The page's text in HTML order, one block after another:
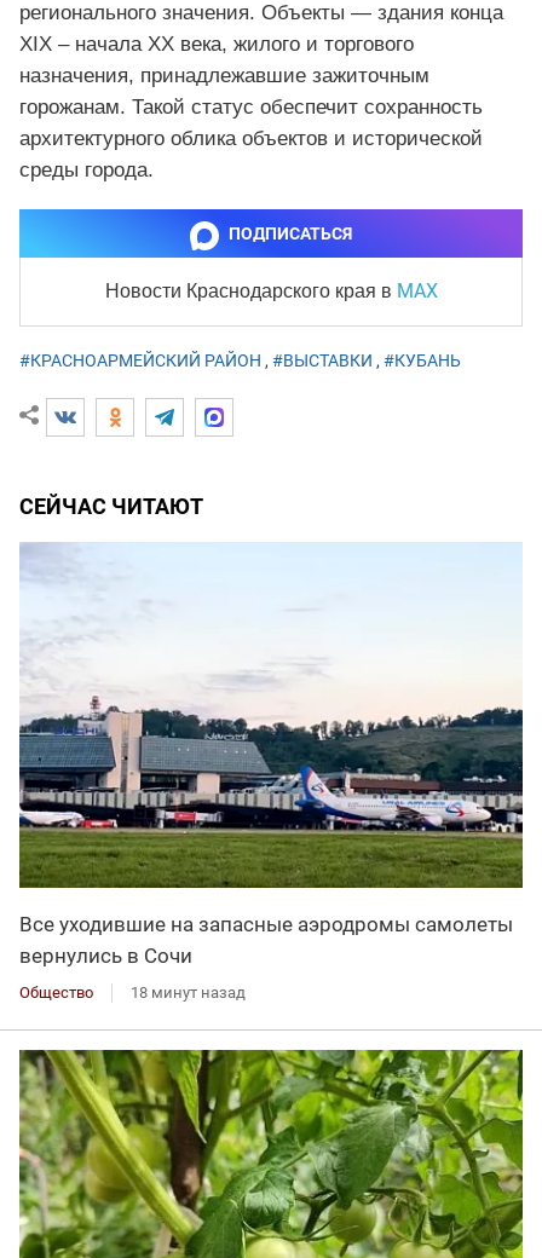
регионального значения. Объекты — здания конца
XIX – начала XX века, жилого и торгового
назначения, принадлежавшие зажиточным
горожанам. Такой статус обеспечит сохранность
архитектурного облика объектов и исторической
среды города.
ПОДПИСАТЬСЯ
Новости Краснодарского края в MAX
#КРАСНОАРМЕЙСКИЙ РАЙОН , #ВЫСТАВКИ , #КУБАНЬ
СЕЙЧАС ЧИТАЮТ
Все уходившие на запасные аэродромы самолеты
вернулись в Сочи
Общество 18 минут назад